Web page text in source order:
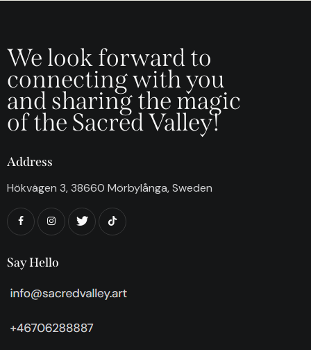
We look forward to
connecting with you
and sharing the magic
of the Sacred Valley!
Address
Hökvägen 3, 38660 Mörbylånga, Sweden
Say Hello